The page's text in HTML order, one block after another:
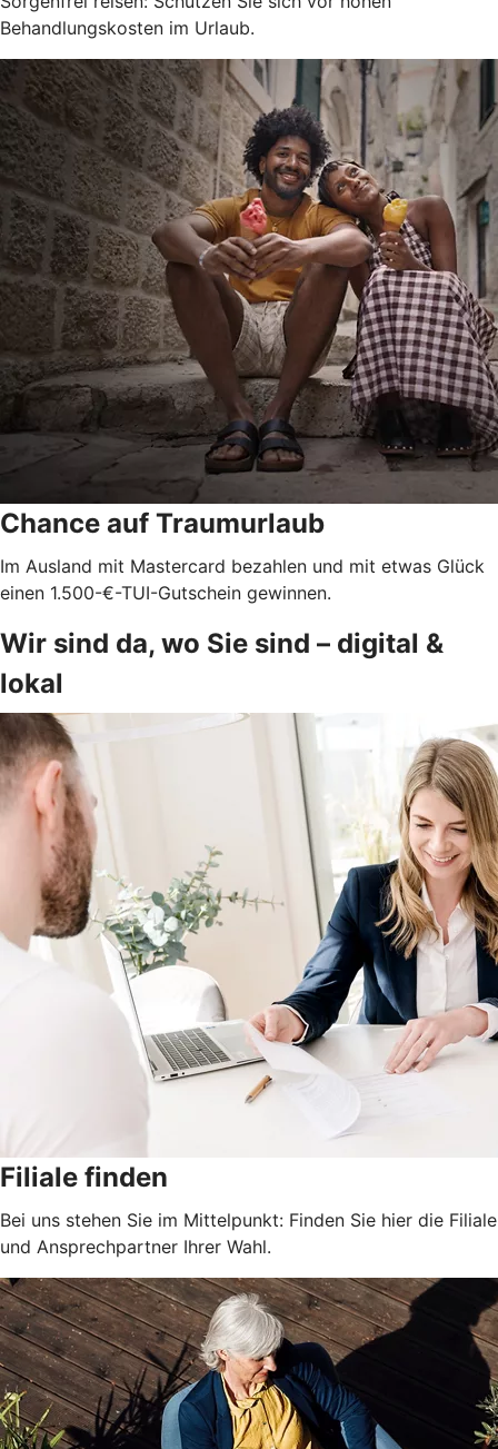
Behandlungskosten im Urlaub.
Chance auf Traumurlaub
Im Ausland mit Mastercard bezahlen und mit etwas Glück
einen 1.500-€-TUI-Gutschein gewinnen.
Wir sind da, wo Sie sind – digital &
lokal
Filiale finden
Bei uns stehen Sie im Mittelpunkt: Finden Sie hier die Filiale
und Ansprechpartner Ihrer Wahl.